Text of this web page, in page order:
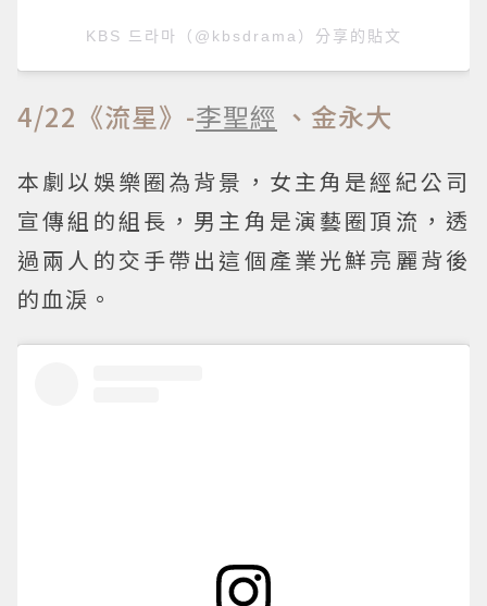
KBS 드라마（@kbsdrama）分享的貼文
4/22《流星》-李聖經 、金永大
本劇以娛樂圈為背景，女主角是經紀公司
宣傳組的組長，男主角是演藝圈頂流，透
過兩人的交手帶出這個產業光鮮亮麗背後
的血淚。